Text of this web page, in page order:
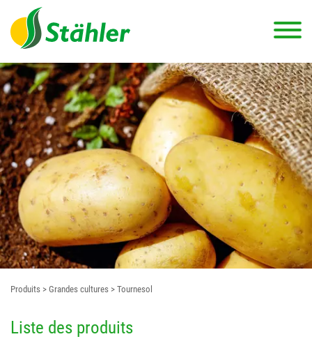
Produits > Grandes cultures > Tournesol
Liste des produits